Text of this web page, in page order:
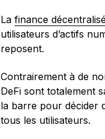
La finance
utilisateurs d’actifs
reposent.
Contrairement à de
DeFi sont totalement
la barre pour décider
tous les utilisateurs.